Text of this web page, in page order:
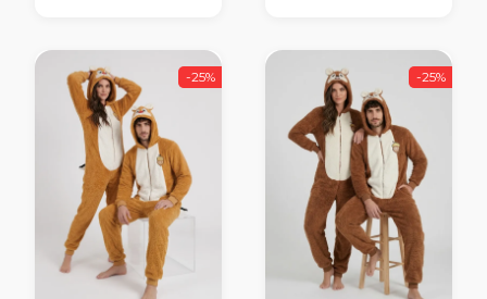
-25% -25%